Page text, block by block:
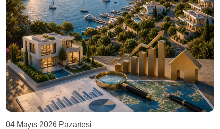
04 Mayıs 2026 Pazartesi